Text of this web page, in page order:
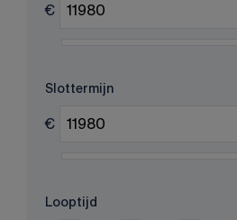
€
Slottermijn
€
Looptijd